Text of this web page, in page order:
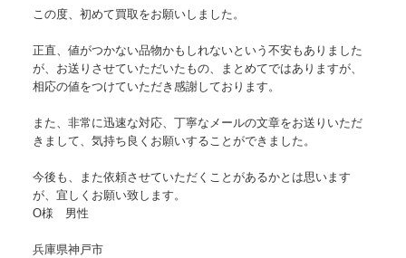
この度、初めて買取をお願いしました。
正直、値がつかない品物かもしれないという不安もありました
が、お送りさせていただいたもの、まとめてではありますが、
相応の値をつけていただき感謝しております。
また、非常に迅速な対応、丁寧なメールの文章をお送りいただ
きまして、気持ち良くお願いすることができました。
今後も、また依頼させていただくことがあるかとは思います
が、宜しくお願い致します。
O様 男性
兵庫県神戸市